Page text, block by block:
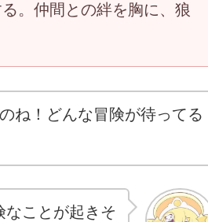
。仲間との絆を胸に、狼
ね！どんな冒険が待ってる
ことが起きそ